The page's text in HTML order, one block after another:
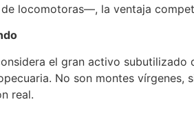
locomotoras—, la ventaja
el gran activo
No son montes
real.